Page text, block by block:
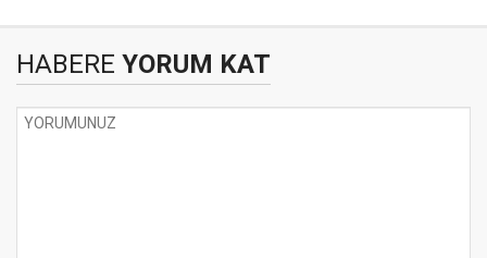
HABERE YORUM KAT